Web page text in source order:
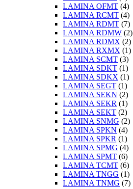
LAMINA OFMT (4)
LAMINA RCMT (4)
LAMINA RDMT (7)
LAMINA RDMW (2)
LAMINA RDMX (2)
LAMINA RXMX (1)
LAMINA SCMT (3)
LAMINA SDKT (1)
LAMINA SDKX (1)
LAMINA SEGT (1)
LAMINA SEKN (2)
LAMINA SEKR (1)
LAMINA SEKT (2)
LAMINA SNMG (2)
LAMINA SPKN (4)
LAMINA SPKR (1)
LAMINA SPMG (4)
LAMINA SPMT (6)
LAMINA TCMT (6)
LAMINA TNGG (1)
LAMINA TNMG (7)